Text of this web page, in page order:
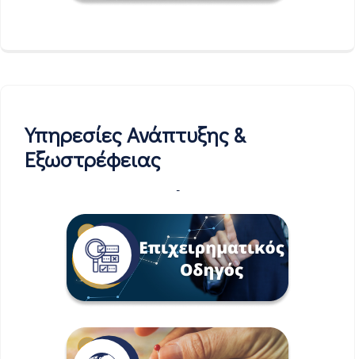
Υπηρεσίες Ανάπτυξης &
Εξωστρέφειας
-